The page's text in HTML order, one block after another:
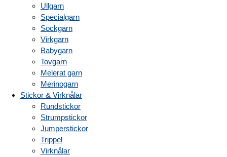
Ullgarn
Specialgarn
Sockgarn
Virkgarn
Babygarn
Tovgarn
Melerat garn
Merinogarn
Stickor & Virknålar
Rundstickor
Strumpstickor
Jumperstickor
Trippel
Virknålar